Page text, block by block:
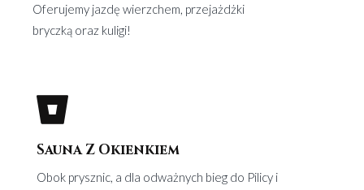
Oferujemy jazdę wierzchem, przejażdżki
bryczką oraz kuligi!
Sauna Z Okienkiem
Obok prysznic, a dla odważnych bieg do Pilicy i